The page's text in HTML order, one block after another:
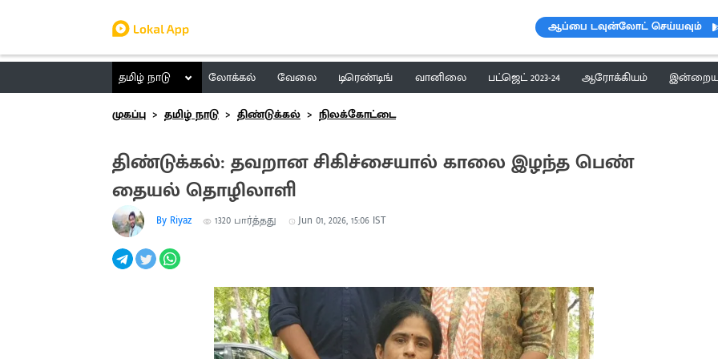
ஆப்பை டவுன்லோட் செய்யவும்
தமிழ் நாடு லோக்கல் வேலை டிரெண்டிங் வானிலை பட்ஜெட் 2023-24 ஆரோக்கியம் இன்றைய
முகப்பு
தமிழ் நாடு திண்டுக்கல் நிலக்கோட்டை
திண்டுக்கல்: தவறான சிகிச்சையால் காலை இழந்த பெண்
தையல் தொழிலாளி
By Riyaz 1320 பார்த்தது Jun 01, 2026, 15:06 IST